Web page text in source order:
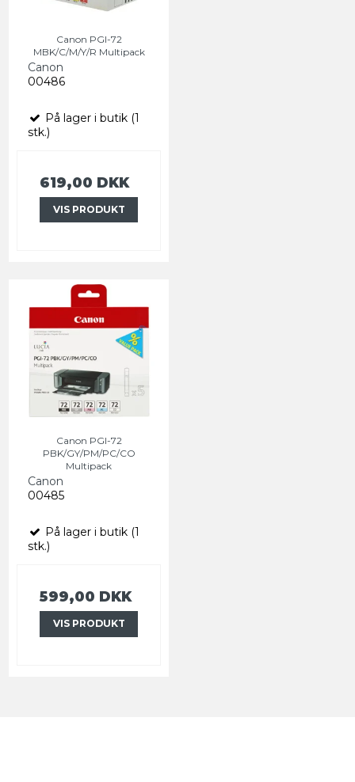
Canon PGI-72
MBK/C/M/Y/R Multipack
Canon
00486
På lager i butik (1
stk.)
619,00 DKK
VIS PRODUKT
Canon PGI-72
PBK/GY/PM/PC/CO
Multipack
Canon
00485
På lager i butik (1
stk.)
599,00 DKK
VIS PRODUKT